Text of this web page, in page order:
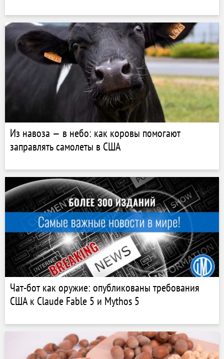
Из навоза — в небо: как коровы помогают
заправлять самолеты в США
Чат-бот как оружие: опубликованы требования
США к Claude Fable 5 и Mythos 5